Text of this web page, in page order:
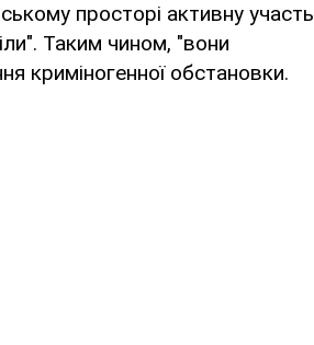
просторі активну участь
Таким чином, "вони
криміногенної обстановки.